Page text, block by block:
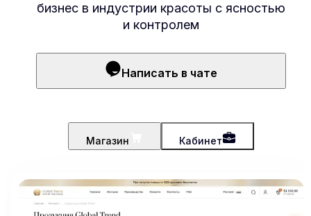
бизнес в индустрии красоты с ясностью
и контролем
Написать в чате
Магазин Кабинет